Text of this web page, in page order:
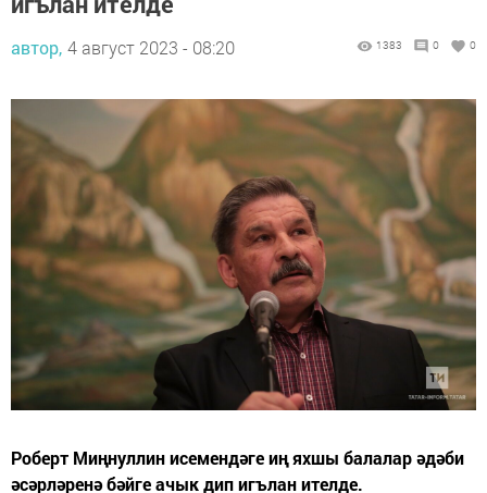
автор, 4 август 2023 - 08:20 1383 0 0
Роберт Миңнуллин исемендәге иң яхшы балалар әдәби
әсәрләренә бәйге ачык дип игълан ителде.